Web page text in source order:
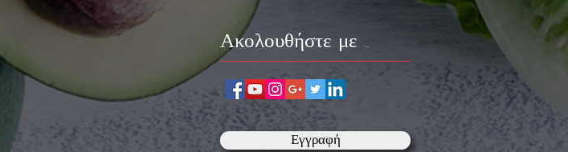
Ακολουθήστε με ...
Εγγραφή